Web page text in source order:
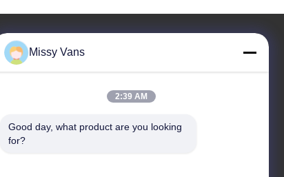
Nuestra Dirección
Dirección de la empresa
calle Fuyong, distrito Baoan, Shenzhen, RPC
Missy Vans
2:39 AM
Good day, what product are you looking
for?